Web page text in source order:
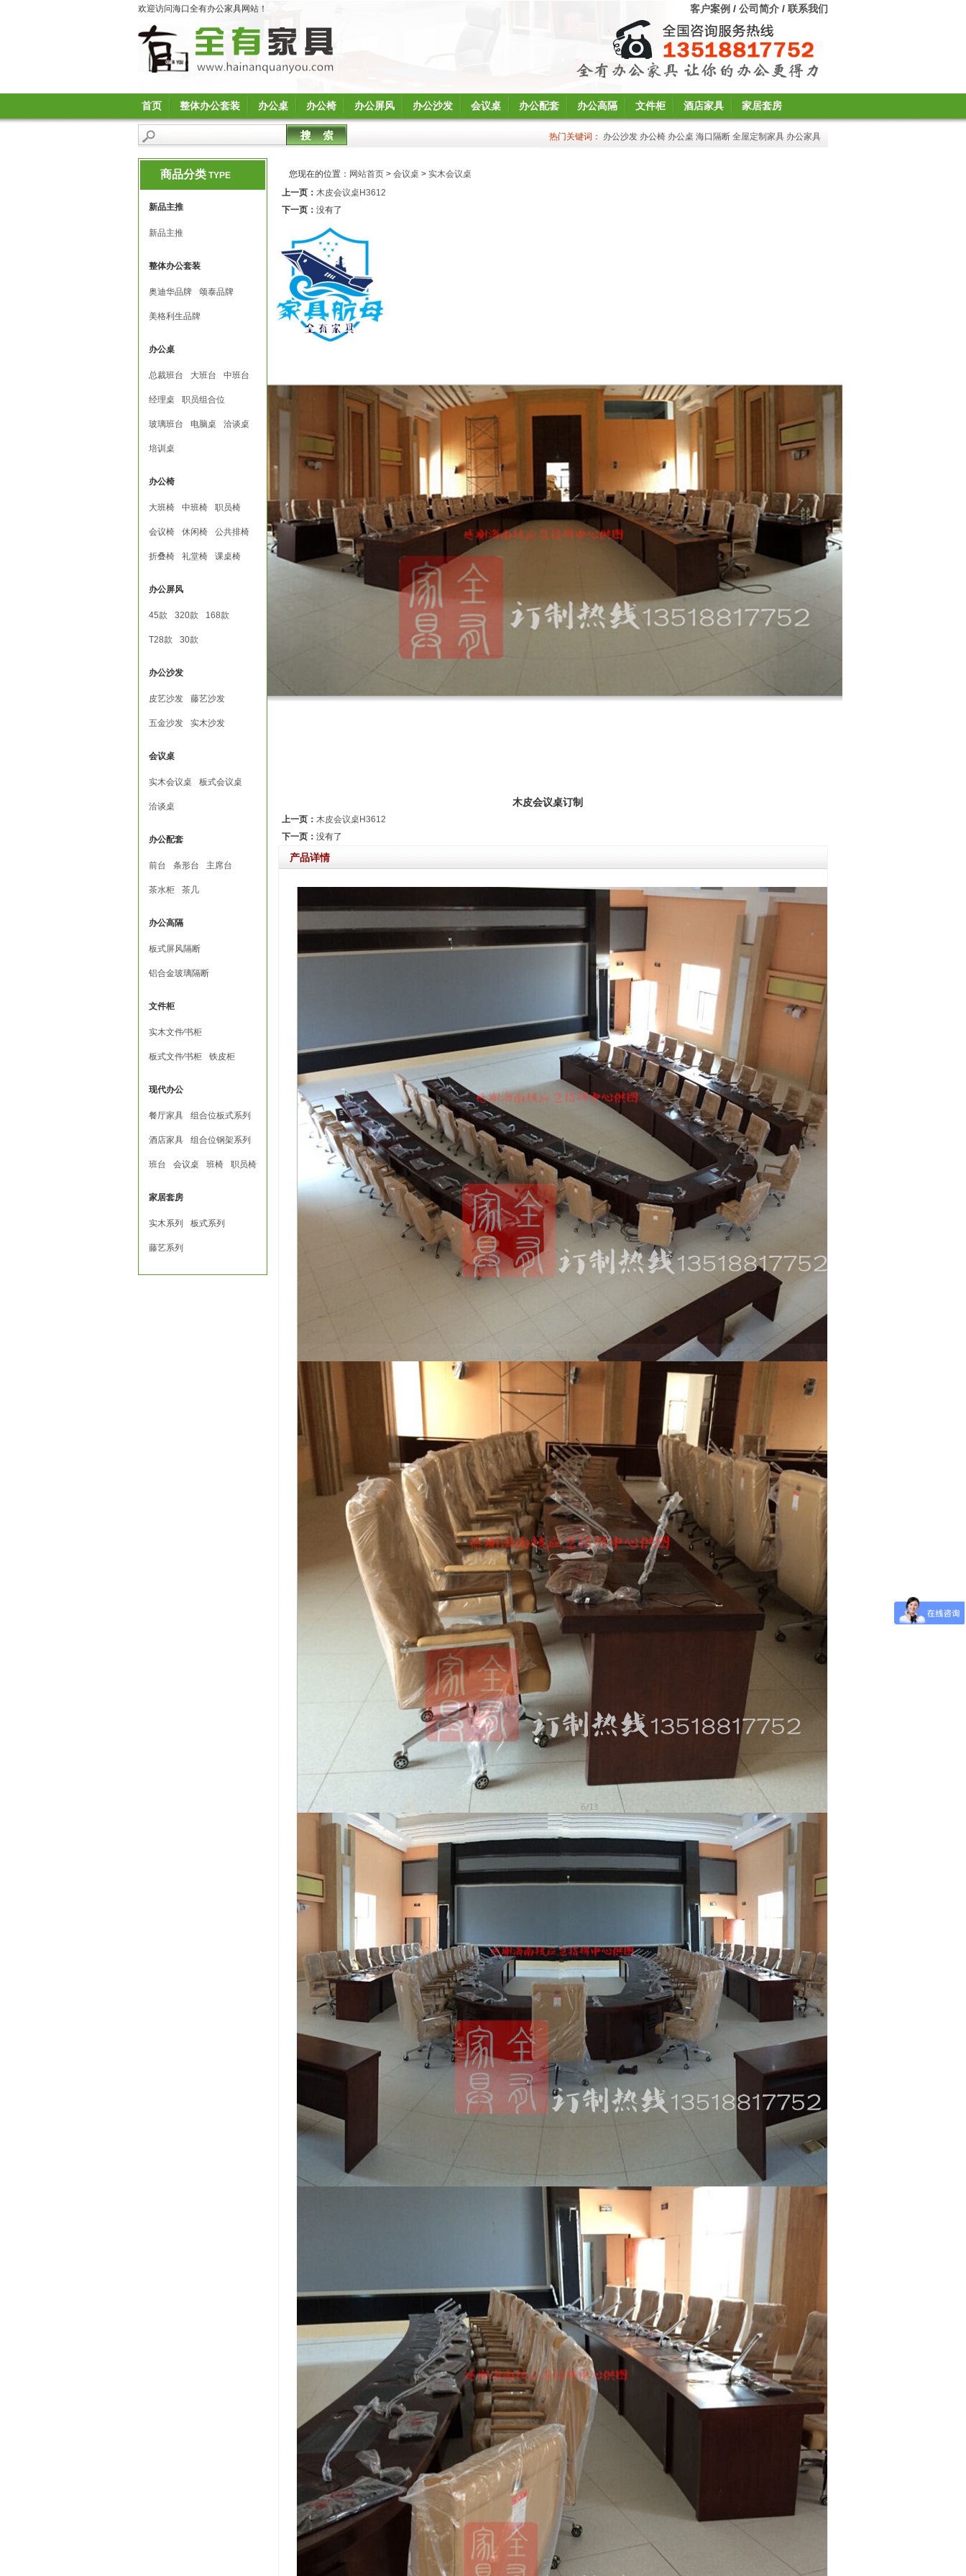
欢迎访问海口全有办公家具网站！ 客户案例 / 公司简介 / 联系我们
首页 整体办公套装 办公桌 办公椅 办公屏风 办公沙发 会议桌 办公配套 办公高隔 文件柜 酒店家具 家居套房
热门关键词： 办公沙发 办公椅 办公桌 海口隔断 全屋定制家具 办公家具
商品分类 TYPE
新品主推
新品主推
整体办公套装
奥迪华品牌 颂泰品牌
美格利生品牌
办公桌
总裁班台 大班台 中班台
经理桌 职员组合位
玻璃班台 电脑桌 洽谈桌
培训桌
办公椅
大班椅 中班椅 职员椅
会议椅 休闲椅 公共排椅
折叠椅 礼堂椅 课桌椅
办公屏风
45款 320款 168款
T28款 30款
办公沙发
皮艺沙发 藤艺沙发
五金沙发 实木沙发
会议桌
实木会议桌 板式会议桌
洽谈桌
办公配套
前台 条形台 主席台
茶水柜 茶几
办公高隔
板式屏风隔断
铝合金玻璃隔断
文件柜
实木文件∕书柜
板式文件∕书柜 铁皮柜
现代办公
餐厅家具 组合位板式系列
酒店家具 组合位钢架系列
班台 会议桌 班椅 职员椅
家居套房
实木系列 板式系列
藤艺系列
您现在的位置： 网站首页 > 会议桌 > 实木会议桌
上一页： 木皮会议桌H3612
下一页： 没有了
木皮会议桌订制
上一页： 木皮会议桌H3612
下一页： 没有了
产品详情